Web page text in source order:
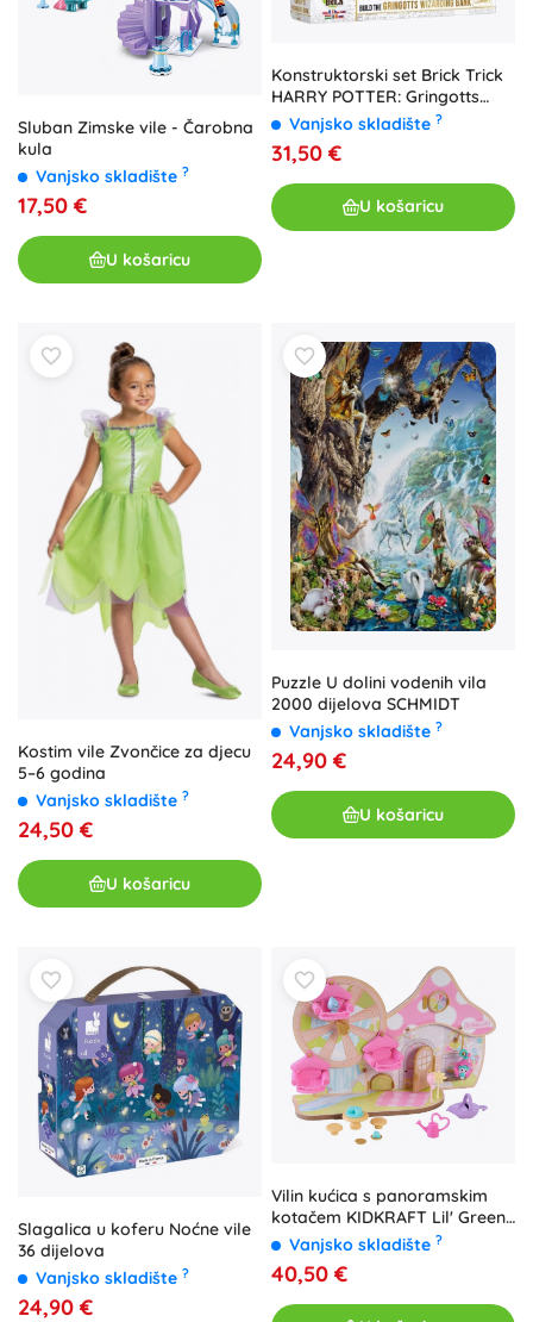
Sluban Zimske vile - Čarobna
kula
Vanjsko skladište ?
17,50 €
U košaricu
Konstruktorski set Brick Trick
HARRY POTTER: Gringotts
čarobnjačka banka (210
dijelova)
Vanjsko skladište ?
31,50 €
U košaricu
Kostim vile Zvončice za djecu
5–6 godina
Vanjsko skladište ?
24,50 €
U košaricu
Puzzle U dolini vodenih vila
2000 dijelova SCHMIDT
Vanjsko skladište ?
24,90 €
U košaricu
Slagalica u koferu Noćne vile
36 dijelova
Vanjsko skladište ?
24,90 €
Vilin kućica s panoramskim
kotačem KIDKRAFT Lil' Green
World
Vanjsko skladište ?
40,50 €